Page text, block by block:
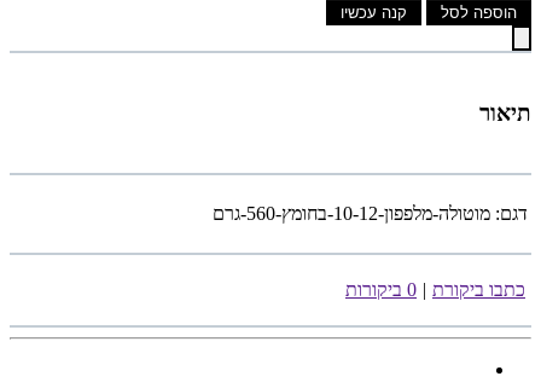
הוספה לסל קנה עכשיו
תיאור
דגם: מוטולה-מלפפון-10-12-בחומץ-560-גרם
כתבו ביקורת | 0 ביקורות